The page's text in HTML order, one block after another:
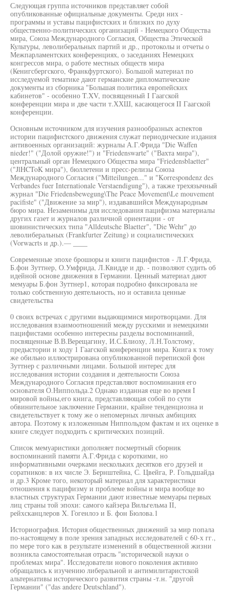
Следующая группа источников представляет собой
опубликованные официальные документы. Среди них -
программы и уставы пацифистских и близких по духу
общественно-политических организаций - Немецкого Общества
мира, Союза Международного Согласия, Общества Этической
Культуры, леволиберальных партий и др., протоколы и отчеты о
Межпарламентских конференциях, о заседаниях Немецких
конгрессов мира, о работе местных обществ мира
(Кенигсбергского, Франкфуртского). Большой материал по
исследуемой тематике дают германские дипломатические
документы из сборника "Большая политика европейских
кабинетов" - особенно T.XV, посвященный I Гаагской
конференции мира и две части т.ХХШ, касающегося II Гаагской
конференции.
Основным источником для изучения разнообразных аспектов
истории пацифистского движения служат периодические издания
антивоенных организаций: журналы А.Г.Фрида "Die Waffen
nieder!" ("Долой оружие!") и "Friedenswarte" ("Вахта мира"),
центральный орган Немецкого Общества мира "Friedensblaetter"
("JlHCToK мира"), бюллетени и пресс-релизы Союза
Международного Согласия ("Mitteilungen..." и "Korrespondenz des
Verbandes fuer Internationale Verstaendigung"), а также трехязычный
журнал "Die Friedensbewegung\The Peace Movement\Le mouvement
pacifiste" ("Движение за мир"), издававшийся Международным
бюро мира. Незаменимы для исследования пацифизма материалы
других газет и журналов различной ориентации - от
шовинистических типа "Alldeutsche Blaetter", "Die Wehr" до
леволиберальных (Frankfurter Zeitung) и социалистических
(Vorwacrts и др.).— ____
Современные эпохе брошюры и книги пацифистов - Л.Г.Фрида,
Б.фои Зуттнер, О.Умфрида, Л.Квидде и др. - позволяют судить об
идейной основе движения в Германии. Ценный материал дают
мемуары Б.фон Зуттнер1, которая подробно фиксировала не
только собственную деятельность, но и оставила ценные
свидетельства
0 своих встречах с другими выдающимися миротворцами. Для
исследования взаимоотношений между русскими и немецкими
пацифистами особенно интересны разделы воспоминаний,
посвященные В.В.Верещагину, И.С.Блиоху, Л.Н.Толстому,
предыстории и ходу 1 Гаагской конференции мира. Книга к тому
же обильно иллюстрирована опубликованной перепиской фон
Зуттнер с различными лицами. Большой интерес для
исследования истории создания и деятельности Союза
Международного Согласия представляют воспоминания его
основателя О.Ниппольда.2 Однако изданная еще во время I
мировой войны,его книга, представляющая собой по сути
обвинительное заключение Германии, крайне тенденциозна и
свидетельствует к тому же о непомерных личных амбициях
автора. Поэтому к изложенным Ниппольдом фактам и их оценке в
книге следует подходить с критических позиций.
Список мемуаристики дополняет посмертный сборник
воспоминаний памяти А.Г.Фрида с короткими, но
информативными очерками нескольких десятков его друзей и
соратников: в их числе Э. Бернштейна, С. Цвейга, Р. Гольдшайда
и др.3 Кроме того, некоторый материал для характеристики
отношения к пацифизму и проблеме войны и мира вообще во
властных структурах Германии дают известные мемуары первых
лиц страны той эпохи: самого кайзера Вильгельма II,
рейхсканцлеров X. Гогенлоэ и Б. фон Бюлова.1
Историография. История общественных движений за мир попала
по-настоящему в поле зрения западных исследователей с 60-х гг.,
по мере того как в результате изменений в общественной жизни
возникла самостоятельная отрасль "исторической науки о
проблемах мира". Исследователи нового поколения активно
обращались к изучению либеральной и антимилитаристской
альтернативы исторического развития страны -т.н. "другой
Германии" ("das andere Deutschland").